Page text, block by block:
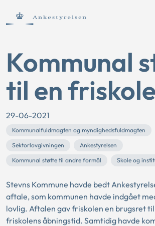
Kommunal
til en friskole
29-06-2021
Kommunalfuldmagten og myndighedsfuldmagten
Sektorlovgivningen
Ankestyrelsen
Kommunal støtte til andre formål
Skole og
Stevns Kommune havde bedt
aftale, som kommunen havde indgået
lovlig. Aftalen gav friskolen en brugsret
friskolens åbningstid. Samtidig havde